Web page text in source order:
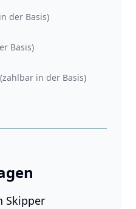
der Basis)
Basis)
(zahlbar in der Basis)
Skipper